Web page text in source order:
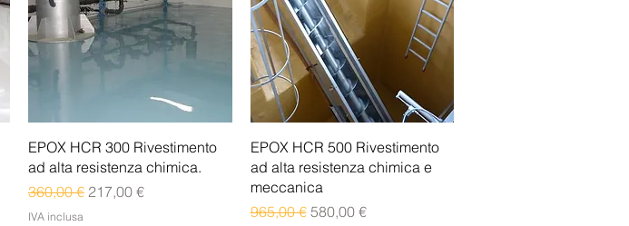
Vista rapida
EPOX HCR 300 Rivestimento
ad alta resistenza chimica.
Prezzo regolare
360,00 € Prezzo scontato
217,00 €
IVA inclusa
Vista rapida
EPOX HCR 500 Rivestimento
ad alta resistenza chimica e
meccanica
Prezzo regolare
965,00 € Prezzo scontato
580,00 €